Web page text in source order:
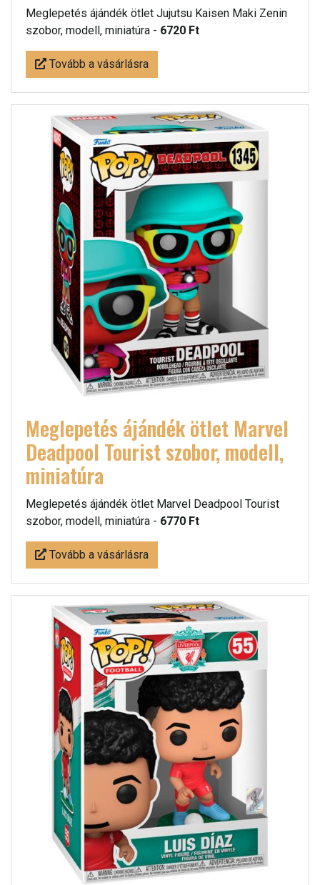
Meglepetés ájándék ötlet Jujutsu Kaisen Maki Zenin
szobor, modell, miniatúra - 6720 Ft
Tovább a vásárlásra
Meglepetés ájándék ötlet Marvel
Deadpool Tourist szobor, modell,
miniatúra
Meglepetés ájándék ötlet Marvel Deadpool Tourist
szobor, modell, miniatúra - 6770 Ft
Tovább a vásárlásra